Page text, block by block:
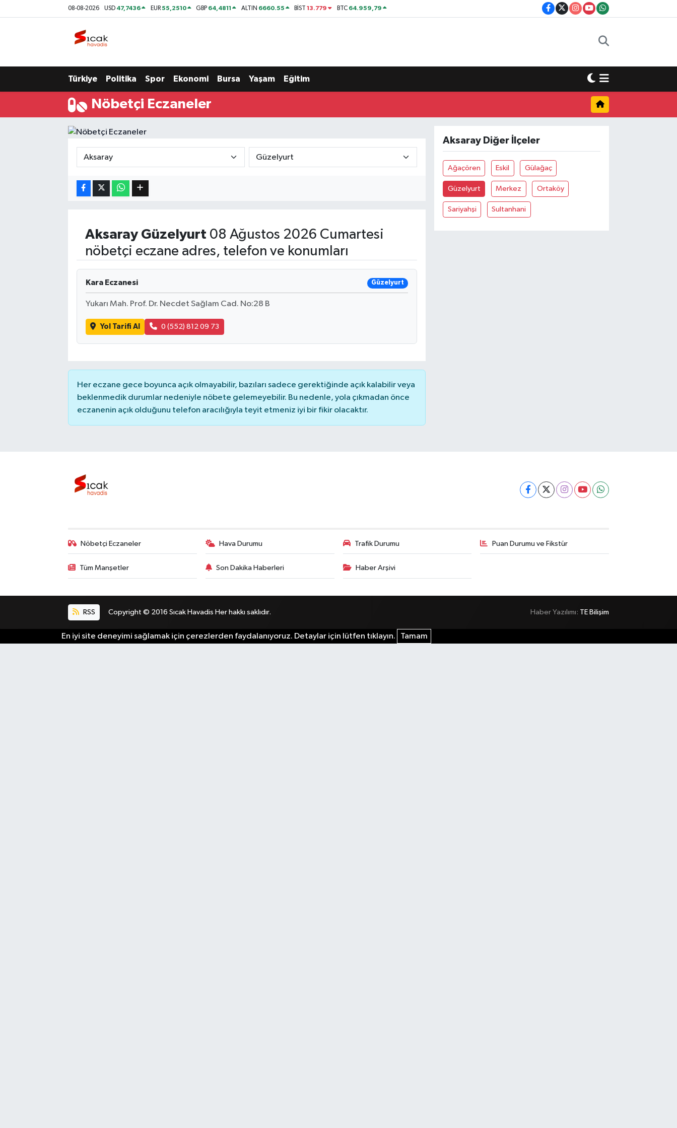
08-08-2026 USD 47,7436 EUR55,2510 GBP 64,4811 ALTIN 6660.55 BİST13.779 BTC 64.959,79
Türkiye Politika Spor Ekonomi Bursa Yaşam Eğitim
Nöbetçi Eczaneler
Aksaray Güzelyurt 08 Ağustos 2026 Cumartesi
nöbetçi eczane adres, telefon ve konumları
Kara Eczanesi Güzelyurt
Yukarı Mah. Prof. Dr. Necdet Sağlam Cad. No:28 B
Yol Tarifi Al 0 (552) 812 09 73
Her eczane gece boyunca açık olmayabilir, bazıları sadece gerektiğinde açık kalabilir veya
beklenmedik durumlar nedeniyle nöbete gelemeyebilir. Bu nedenle, yola çıkmadan önce
eczanenin açık olduğunu telefon aracılığıyla teyit etmeniz iyi bir fikir olacaktır.
Aksaray Diğer İlçeler
Ağaçören Eskil Gülağaç
Güzelyurt Merkez Ortaköy
Sariyahşi Sultanhani
Nöbetçi Eczaneler Hava Durumu Trafik Durumu Puan Durumu ve Fikstür
Tüm Manşetler Son Dakika Haberleri Haber Arşivi
RSS Copyright © 2016 Sıcak Havadis Her hakkı saklıdır. Haber Yazılımı: TE Bilişim
En iyi site deneyimi sağlamak için çerezlerden faydalanıyoruz. Detaylar için lütfen tıklayın. Tamam
Kültür & Sanat
Bilim, Teknoloji
Nöbetçi Eczaneler
Süper Lig Puan Durumu ve Fikstür
Son Dakika Haberleri